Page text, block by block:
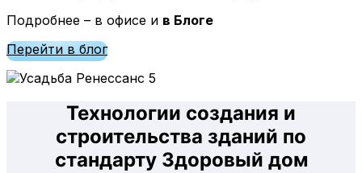
Подробнее – в офисе и в Блоге
Перейти в блог
Технологии создания и
строительства зданий по
стандарту Здоровый дом